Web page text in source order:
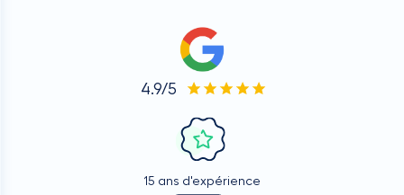
4.9/5
15 ans d'expérience